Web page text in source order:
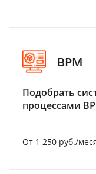
BPM
Подобрать
процессами
От 1 250 руб./